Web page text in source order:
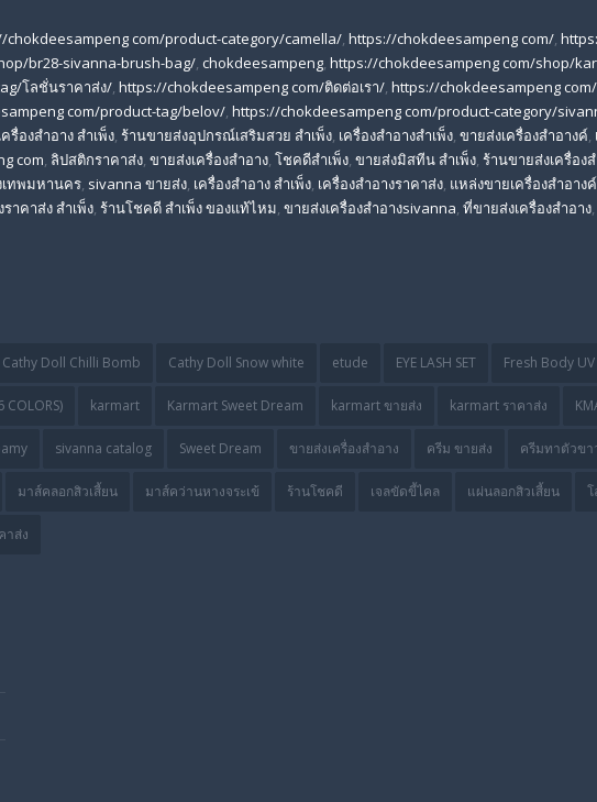
chokdeesampeng com/product-category/camella/, https://chokdeesampeng com/,
br28-sivanna-brush-bag/, chokdeesampeng, https://chokdeesampeng com/shop/
โลชั่นราคาส่ง/, https://chokdeesampeng com/ติดต่อเรา/, https://chokdeesampeng
com/product-tag/belov/, https://chokdeesampeng com/product-category/
รื่องสําอาง สําเพ็ง, ร้านขายส่งอุปกรณ์เสริมสวย สําเพ็ง, เครื่องสำอางสำเพ็ง, ขายส่งเครื่องสำอางค์,
com, ลิปสติกราคาส่ง, ขายส่งเครื่องสำอาง, โชคดีสำเพ็ง, ขายส่งมิสทีน สําเพ็ง, ร้านขายส่งเครื่อง
เทพมหานคร, sivanna ขายส่ง, เครื่องสําอาง สําเพ็ง, เครื่องสําอางราคาส่ง, แหล่งขายเครื่องสําอาง
าคาส่ง สําเพ็ง, ร้านโชคดี สําเพ็ง ของแท้ไหม, ขายส่งเครื่องสําอางsivanna, ที่ขายส่งเครื่องสําอาง,
Cathy Doll Chilli Bomb Cathy Doll Snow white etude EYE LASH SET Fresh Body
COLORS) karmart Karmart Sweet Dream karmart ขายส่ง karmart ราคาส่ง
sivanna catalog Sweet Dream ขายส่งเครื่องสำอาง ครีม ขายส่ง ครีมทาตัวขา
มาส์คลอกสิวเสี้ยน มาส์คว่านหางจระเข้ ร้านโชคดี เจลขัดขี้ไคล แผ่นลอกสิวเสี้ยน
าส่ง